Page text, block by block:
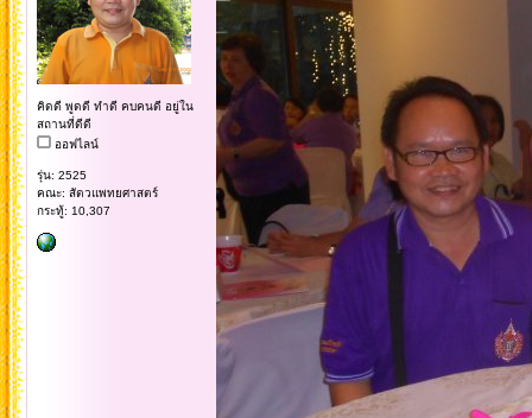
คิดดี พูดดี ทำดี คบคนดี อยู่ใน
สถานที่ดีดี
ออฟไลน์
รุ่น: 2525
คณะ: สัตวแพทยศาสตร์
กระทู้: 10,307